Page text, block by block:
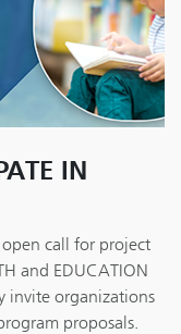
IN
call for project
and EDUCATION
invite organizations
proposals.